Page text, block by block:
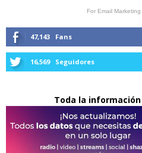
For Email
47,143 Fans
16,569 Seguidores
Toda la